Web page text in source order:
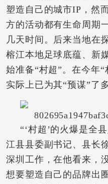
塑造自己的城市IP，然
方的活动都有生命周期
几天时间。后来当地在
榕江本地足球底蕴、新
始准备“村超”。在今年
实际上已为其“预谋”了多
“‘村超’的火爆是全
江县县委副书记、县长
深圳工作，在他看来，
想要塑造自己的品牌出